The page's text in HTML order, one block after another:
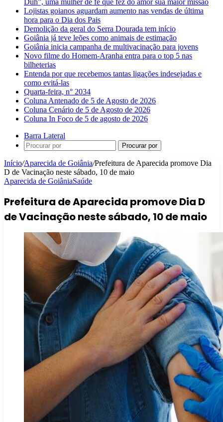
Duh”, uma mulher de fé que fez do amor sua maior missão
Lojistas goianos aguardam aumento nas vendas de última
hora para o Dia dos Pais
Demolição da geral do Serra Dourada tem início
Goiânia já teve leões como animais de estimação
Goiânia inicia campanha de multivacinação para jovens
Novo filme do Homem-Aranha entra para o top 5 nas
bilheterias
Entenda por que recebemos tantas ligações indesejadas e
como evitá-las
Quarta-feira, n° 2034
Coluna Antenado de 5 de Agosto de 2026
Coluna Cenário de 5 de Agosto de 2026
Coluna In Foco de 5 de agosto de 2026
Barra Lateral
Procurar por
Início/Aparecida de Goiânia/Prefeitura de Aparecida promove Dia
D de Vacinação neste sábado, 10 de maio
Aparecida de GoiâniaSaúde
Prefeitura de Aparecida promove Dia D
de Vacinação neste sábado, 10 de maio